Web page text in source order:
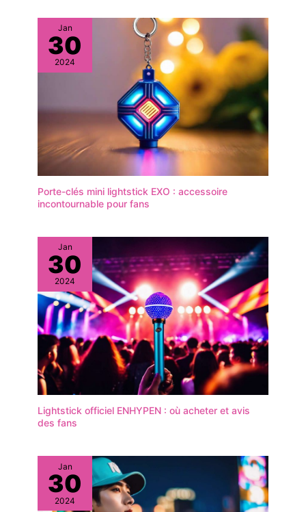
Jan
30
2024
Porte-clés mini lightstick EXO : accessoire
incontournable pour fans
Jan
30
2024
Lightstick officiel ENHYPEN : où acheter et avis
des fans
Jan
30
2024